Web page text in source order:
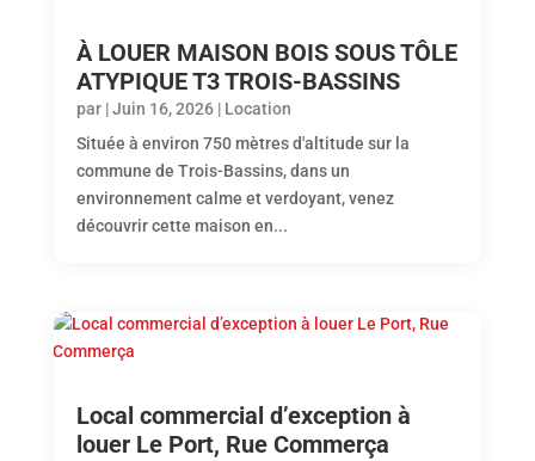
À LOUER MAISON BOIS SOUS TÔLE
ATYPIQUE T3 TROIS-BASSINS
par |Juin 16, 2026| Location
Située à environ 750 mètres d'altitude sur la
commune de Trois-Bassins, dans un
environnement calme et verdoyant, venez
découvrir cette maison en...
Local commercial d’exception à
louer Le Port, Rue Commerça